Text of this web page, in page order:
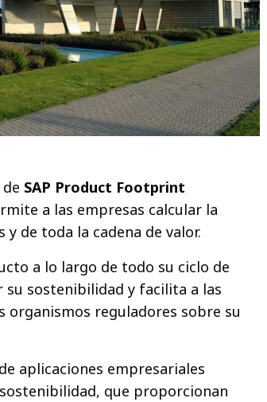
SAP Product Footprint
a las empresas calcular la
de toda la cadena de valor.
a lo largo de todo su ciclo de
su sostenibilidad y facilita a las
reguladores sobre su
aplicaciones empresariales
que proporcionan